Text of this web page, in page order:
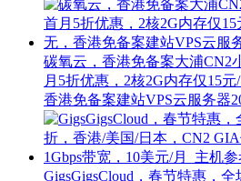
碳氧云，香港免备案大浦CN2
月5折优惠，2核2G内存仅15
香港免备案建站VPS云服务器
GigsGigsCloud，春节特惠，